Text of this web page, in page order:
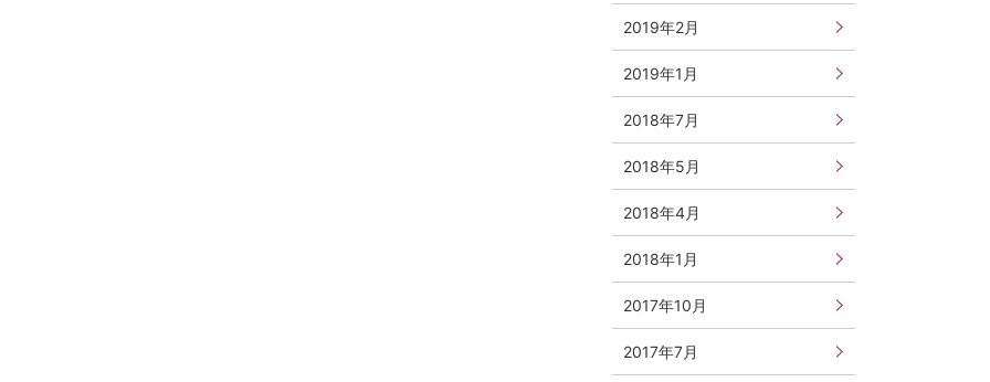
2019年2月
2019年1月
2018年7月
2018年5月
2018年4月
2018年1月
2017年10月
2017年7月